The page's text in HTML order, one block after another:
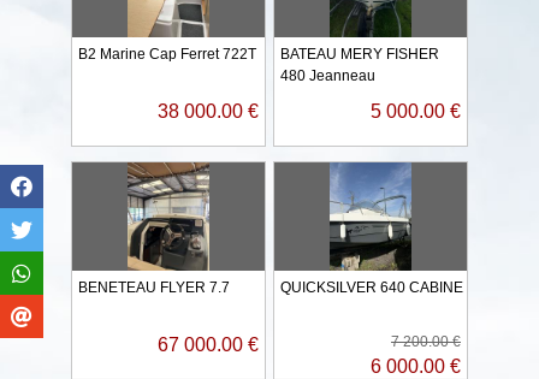
B2 Marine Cap Ferret 722T
38 000.00 €
BATEAU MERY FISHER
480 Jeanneau
5 000.00 €
BENETEAU FLYER 7.7
67 000.00 €
QUICKSILVER 640 CABINE
7 200.00 €
6 000.00 €